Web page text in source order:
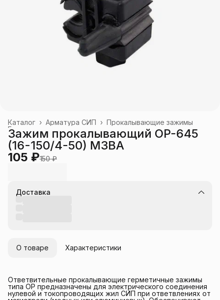
Прокалывающие зажимы
Арматура СИП ›
Каталог ›
Главная
Зажим прокалывающий OP-645
(16-150/4-50) МЗВА
105 ₽150 ₽
Доставка
О товаре Характеристики
Ответвительные прокалывающие герметичные зажимы
типа OP предназначены для электрического соединения
нулевой и токопроводящих жил СИП при ответвлениях от